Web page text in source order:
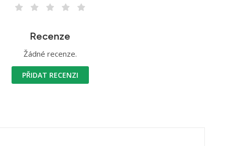
Recenze
Žádné recenze.
PŘIDAT RECENZI